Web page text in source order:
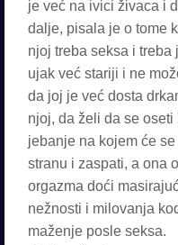
je već na ivici živaca i
dalje, pisala je o tome
njoj treba seksa i
ujak već stariji i ne
da joj je već dosta
njoj, da želi da se
jebanje na kojem će
stranu i zaspati, a ona
orgazma doći
nežnosti i milovanja
maženje posle seksa.